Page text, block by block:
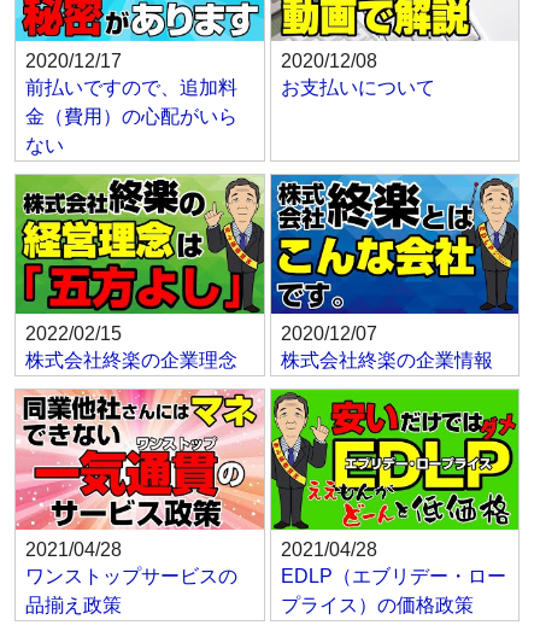
2020/12/17
前払いですので、追加料
金（費用）の心配がいら
ない
2020/12/08
お支払いについて
2022/02/15
株式会社終楽の企業理念
2020/12/07
株式会社終楽の企業情報
2021/04/28
ワンストップサービスの
品揃え政策
2021/04/28
EDLP（エブリデー・ロー
プライス）の価格政策